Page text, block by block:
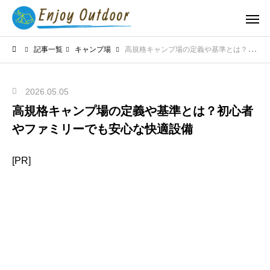
記事一覧 キャンプ場 高規格キャンプ場の定義や基準とは？初心者やファミリーでも安心な快適設備
2026.05.05
高規格キャンプ場の定義や基準とは？初心者
やファミリーでも安心な快適設備
[PR]